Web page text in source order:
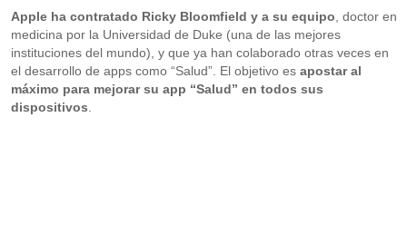
Apple ha contratado Ricky Bloomfield y a su equipo, doctor en
medicina por la Universidad de Duke (una de las mejores
instituciones del mundo), y que ya han colaborado otras veces en
el desarrollo de apps como “Salud”. El objetivo es apostar al
máximo para mejorar su app “Salud” en todos sus
dispositivos.